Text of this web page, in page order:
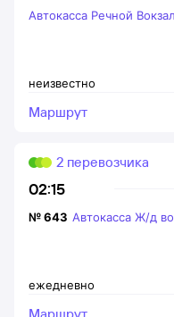
неизвестно
Автокасса Речной Вокзал
Маршрут
02:15
2 перевозчика
ежедневно
№643 Автокасса Ж/д